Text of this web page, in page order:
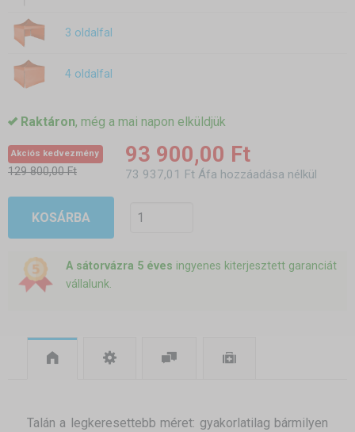
3 oldalfal
4 oldalfal
Raktáron, még a mai napon elküldjük
Akciós kedvezmény
129 800,00 Ft
93 900,00 Ft
73 937,01 Ft Áfa hozzáadása nélkül
KOSÁRBA
A sátorvázra 5 éves ingyenes kiterjesztett garanciát
vállalunk.
Talán a legkeresettebb méret: gyakorlatilag bármilyen